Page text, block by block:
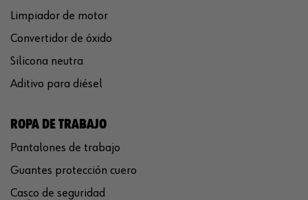
Limpiador de motor
Convertidor de óxido
Silicona neutra
Aditivo para diésel
ROPA DE TRABAJO
Pantalones de trabajo
Guantes protección cuero
Casco de seguridad